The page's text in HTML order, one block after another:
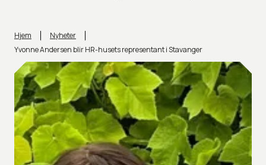
Hjem
Nyheter
Yvonne Andersen blir HR-husets representant i Stavanger